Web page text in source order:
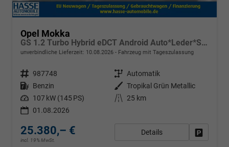
Opel Mokka
GS 1.2 Turbo Hybrid eDCT Android Auto*Leder*SHZ*Keyless*Kamera*Klimaauto*LED*
unverbindliche Lieferzeit: 10.08.2026 Fahrzeug mit Tageszulassung
Fahrzeugnr. 987748 Getriebe Automatik
Kraftstoff Benzin Außenfarbe Tropikal Grün Metallic
Leistung 107 kW (145 PS) Kilometerstand
25 km
01.08.2026
25.380,– €
incl. 19% MwSt.
Details